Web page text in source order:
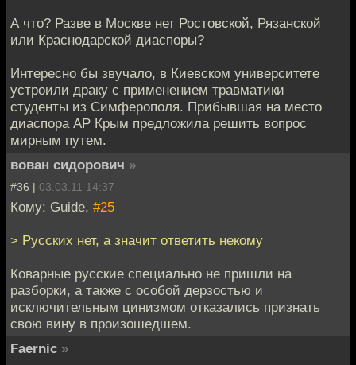
А что? Разве в Москве нет Ростовской, Рязанской
или Краснодарской диаспоры?
Интересно бы звучало, в Киевском университете
устроили драку с применением травматики
студенты из Симферополя. Прибывшая на место
диаспора АР Крым предложила решить вопрос
мирным путем.
вован сидорович »
#36 | 03.03.11 14:37
Кому: Guide, #25
> Русских нет, а значит ответить некому
Коварные русские специально не пришли на
разборки, а также с особой дерзостью и
исключительным цинизмом отказались признать
свою вину в произошедшем.
Faernic »